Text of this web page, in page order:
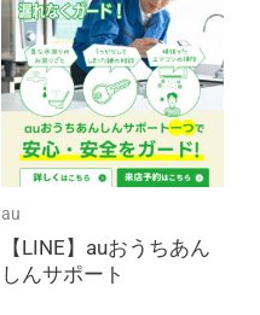
au
【LINE】auおうちあん
しんサポート